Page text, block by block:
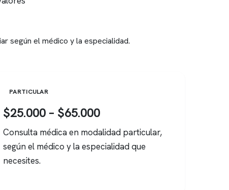
según el médico y la especialidad.
PARTICULAR
$25.000 – $65.000
Consulta médica en modalidad particular,
según el médico y la especialidad que
necesites.